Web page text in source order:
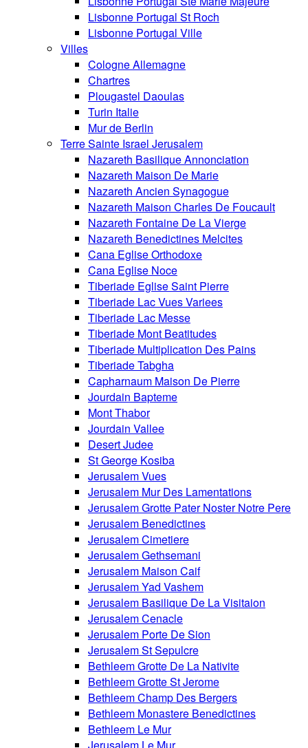
Lisbonne Portugal St Roch
Lisbonne Portugal Ville
Villes
Cologne Allemagne
Chartres
Plougastel Daoulas
Turin Italie
Mur de Berlin
Terre Sainte Israel Jerusalem
Nazareth Basilique Annonciation
Nazareth Maison De Marie
Nazareth Ancien Synagogue
Nazareth Maison Charles De Foucault
Nazareth Fontaine De La Vierge
Nazareth Benedictines Melcites
Cana Eglise Orthodoxe
Cana Eglise Noce
Tiberiade Eglise Saint Pierre
Tiberiade Lac Vues Variees
Tiberiade Lac Messe
Tiberiade Mont Beatitudes
Tiberiade Multiplication Des Pains
Tiberiade Tabgha
Capharnaum Maison De Pierre
Jourdain Bapteme
Mont Thabor
Jourdain Vallee
Desert Judee
St George Kosiba
Jerusalem Vues
Jerusalem Mur Des Lamentations
Jerusalem Grotte Pater Noster Notre Pere
Jerusalem Benedictines
Jerusalem Cimetiere
Jerusalem Gethsemani
Jerusalem Maison Caif
Jerusalem Yad Vashem
Jerusalem Basilique De La Visitaion
Jerusalem Cenacle
Jerusalem Porte De Sion
Jerusalem St Sepulcre
Bethleem Grotte De La Nativite
Bethleem Grotte St Jerome
Bethleem Champ Des Bergers
Bethleem Monastere Benedictines
Bethleem Le Mur